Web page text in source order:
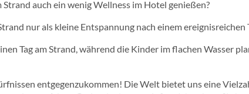
auch ein wenig Wellness im Hotel genießen?
nur als kleine Entspannung nach einem ereignisreichen
Tag am Strand, während die Kinder im flachen Wasser
entgegenzukommen! Die Welt bietet uns eine